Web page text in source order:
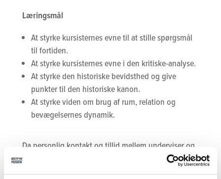
Læringsmål
At styrke kursisternes evne til at stille spørgsmål
til fortiden.
At styrke kursisternes evne i den kritiske-analyse.
At styrke den historiske bevidsthed og give
punkter til den historiske kanon.
At styrke viden om brug af rum, relation og
bevægelsernes dynamik.
Da personlig kontakt og tillid mellem underviser og
kursist er essentiel er det vigtigt, at hvert enkelt
forløb arrangeres i samarbejde med læreren således,